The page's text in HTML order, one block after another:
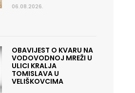
06.08.2026.
OBAVIJEST O KVARU NA
VODOVODNOJ MREŽI U
ULICI KRALJA
TOMISLAVA U
VELIŠKOVCIMA